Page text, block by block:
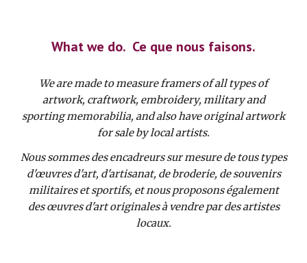
What we do. Ce que nous faisons.
We are made to measure framers of all types of
artwork, craftwork, embroidery, military and
sporting memorabilia, and also have original artwork
for sale by local artists.
Nous sommes des encadreurs sur mesure de tous types
d'œuvres d'art, d'artisanat, de broderie, de souvenirs
militaires et sportifs, et nous proposons également
des œuvres d'art originales à vendre par des artistes
locaux.